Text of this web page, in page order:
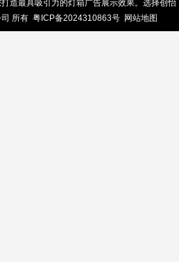
造最具吸引力的灯箱广告展示效果。选择创怡
所有 粤ICP备2024310863号 网站地图